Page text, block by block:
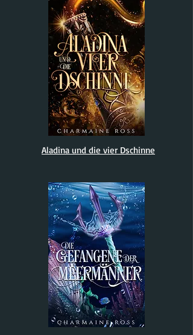
Aladina und die vier Dschinne